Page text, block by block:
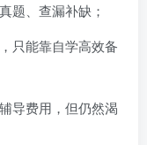
题、查漏补缺；
只能靠自学高效备
导费用，但仍然渴